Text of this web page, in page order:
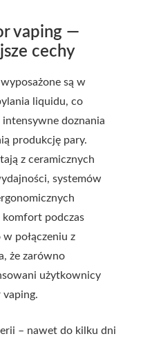
vaping —
cechy
są w
liquidu, co
intensywne doznania
produkcję pary.
z ceramicznych
systemów
podczas
połączeniu z
że zarówno
użytkownicy
vaping.
– nawet do kilku dni